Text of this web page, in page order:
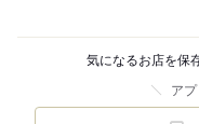
気になるお店を保
ア